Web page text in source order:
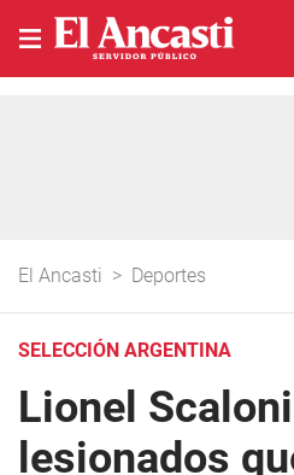
El Ancasti > Deportes
SELECCIÓN ARGENTINA
Lionel
lesionados